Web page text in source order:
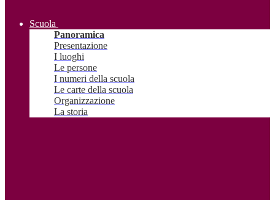
Scuola
Panoramica
Presentazione
I luoghi
Le persone
I numeri della scuola
Le carte della scuola
Organizzazione
La storia